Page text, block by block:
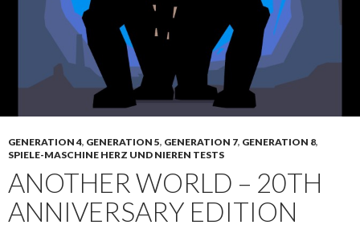
GENERATION 4, GENERATION 5, GENERATION 7, GENERATION 8,
SPIELE-MASCHINE HERZ UND NIEREN TESTS
ANOTHER WORLD – 20TH
ANNIVERSARY EDITION